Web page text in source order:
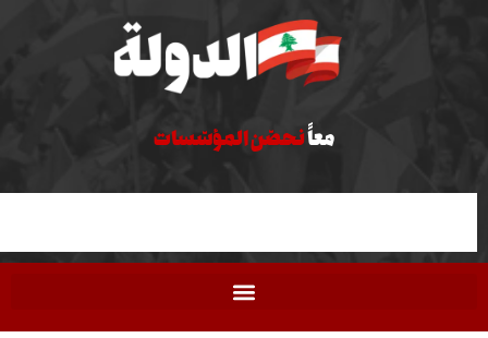
نحصّن المؤسّسات
نحقّق العدالة